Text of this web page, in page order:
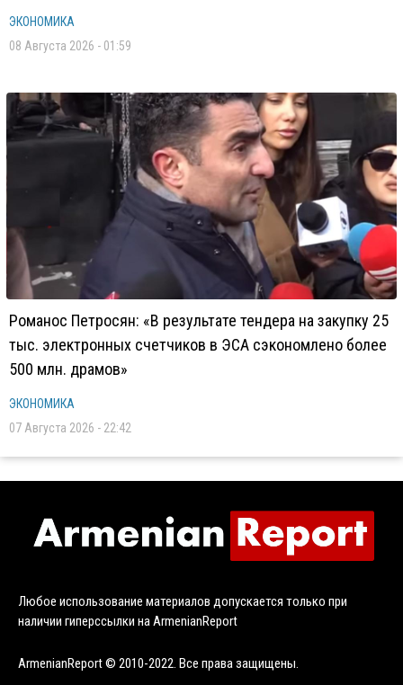
ЭКОНОМИКА
08 Августа 2026 - 01:59
Романос Петросян: «В результате тендера на закупку 25
тыс. электронных счетчиков в ЭСА сэкономлено более
500 млн. драмов»
ЭКОНОМИКА
07 Августа 2026 - 22:42
Любое использование материалов допускается только при
наличии гиперссылки на ArmenianReport
ArmenianReport © 2010-2022. Все права защищены.